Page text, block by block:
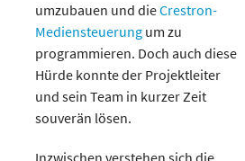
umzubauen und dieCrestron-
Mediensteuerungum zu
programmieren. Doch auch diese
Hürde konnte der Projektleiter
und sein Team in kurzer Zeit
souverän lösen.